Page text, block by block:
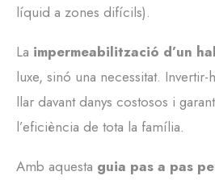
líquid a zones difícils).
La impermeabilització d’un
luxe, sinó una necessitat.
llar davant danys costosos i
l’eficiència de tota la família.
Amb aquesta guia pas a pas